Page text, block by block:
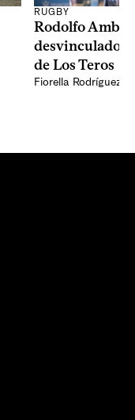
RUGBY
Rodolfo
desvinculado
de Los Teros
Fiorella Rodríguez